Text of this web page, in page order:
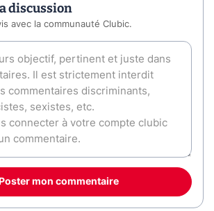
discussion
avec la communauté Clubic.
Poster mon commentaire